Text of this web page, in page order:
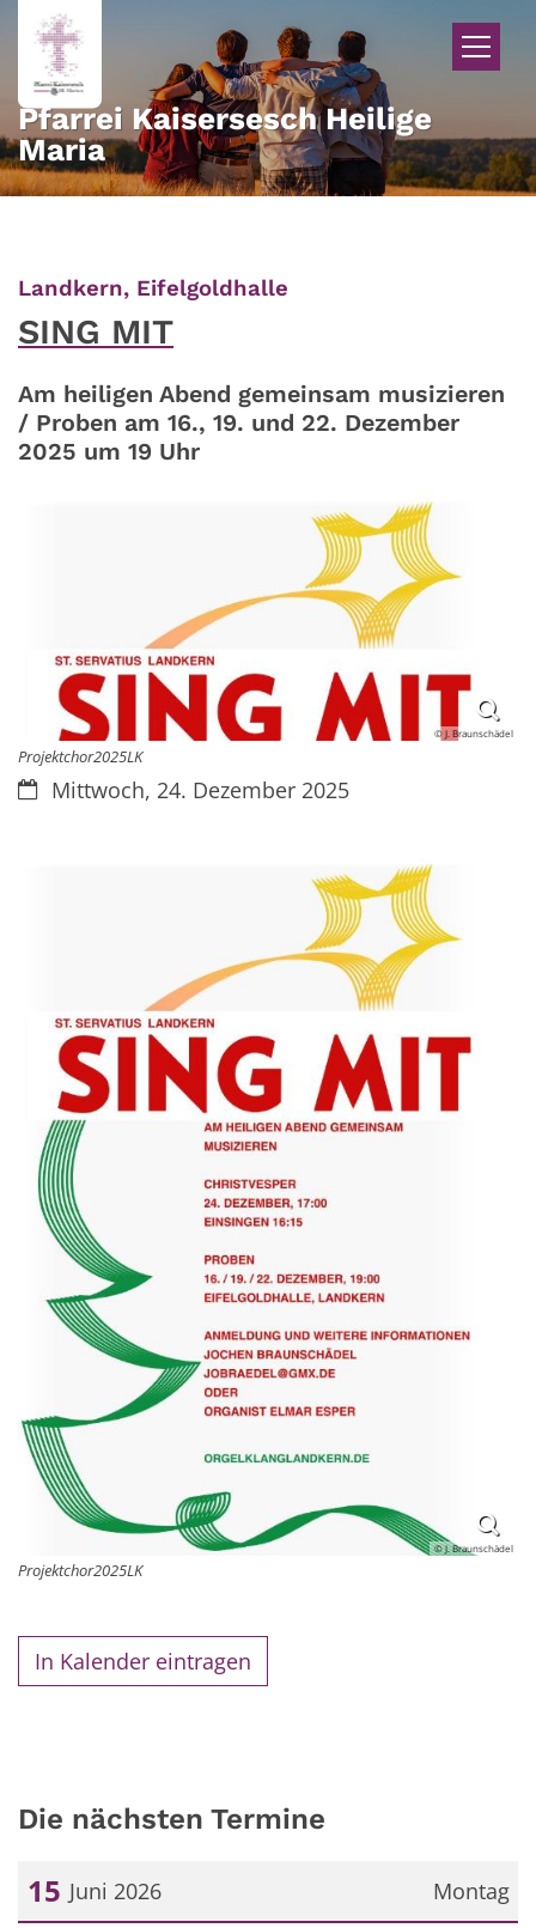
Zum Inhalt springen
Pfarrei Kaisersesch Heilige
Maria
Landkern, Eifelgoldhalle
SING MIT
Am heiligen Abend gemeinsam musizieren
/ Proben am 16., 19. und 22. Dezember
2025 um 19 Uhr
© J. Braunschädel
Projektchor2025LK
Datum:Mittwoch, 24. Dezember 2025
© J. Braunschädel
Projektchor2025LK
In Kalender eintragen
Die nächsten Termine
Montag
15 Juni 2026